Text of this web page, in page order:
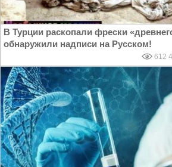
В Турции раскопали фрески
обнаружили надписи на Русском!
612